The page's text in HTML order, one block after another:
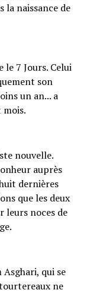
la naissance de
7 Jours. Celui
son
un an... a
nouvelle.
auprès
dernières
que les deux
leurs noces de
qui se
ne